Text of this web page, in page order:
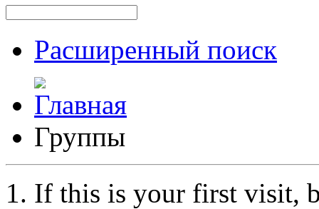
Расширенный поиск
Группы
If this is your first visit,